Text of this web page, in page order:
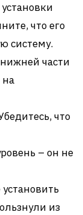
что его
систему.
части
на
что
– он не
установить
из